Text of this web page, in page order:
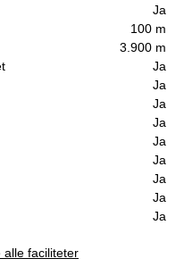
Ja
100 m
3.900 m
Ja
Ja
Ja
Ja
Ja
Ja
Ja
Ja
Ja
alle faciliteter